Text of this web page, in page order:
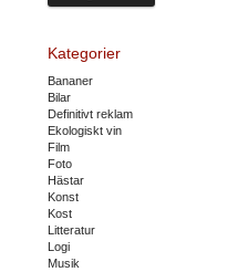
Kategorier
Bananer
Bilar
Definitivt reklam
Ekologiskt vin
Film
Foto
Hästar
Konst
Kost
Litteratur
Logi
Musik